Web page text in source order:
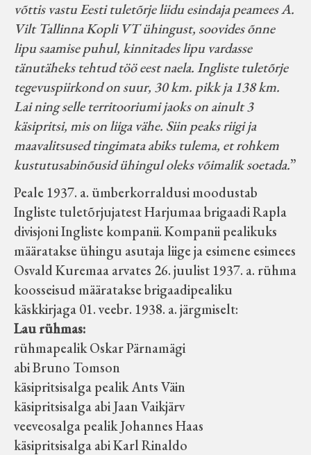
võttis vastu Eesti tuletõrje liidu esindaja peamees A.
Vilt Tallinna Kopli VT ühingust, soovides õnne
lipu saamise puhul, kinnitades lipu vardasse
tänutäheks tehtud töö eest naela. Ingliste tuletõrje
tegevuspiirkond on suur, 30 km. pikk ja 138 km.
Lai ning selle territooriumi jaoks on ainult 3
käsipritsi, mis on liiga vähe. Siin peaks riigi ja
maavalitsused tingimata abiks tulema, et rohkem
kustutusabinõusid ühingul oleks võimalik soetada.”
Peale 1937. a. ümberkorraldusi moodustab
Ingliste tuletõrjujatest Harjumaa brigaadi Rapla
divisjoni Ingliste kompanii. Kompanii pealikuks
määratakse ühingu asutaja liige ja esimene esimees
Osvald Kuremaa arvates 26. juulist 1937. a. rühma
koosseisud määratakse brigaadipealiku
käskkirjaga 01. veebr. 1938. a. järgmiselt:
Lau rühmas:
rühmapealik Oskar Pärnamägi
abi Bruno Tomson
käsipritsisalga pealik Ants Väin
käsipritsisalga abi Jaan Vaikjärv
veeveosalga pealik Johannes Haas
käsipritsisalga abi Karl Rinaldo